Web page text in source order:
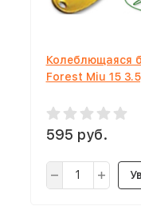
Колеблющаяся
Forest Miu 15
595 руб.